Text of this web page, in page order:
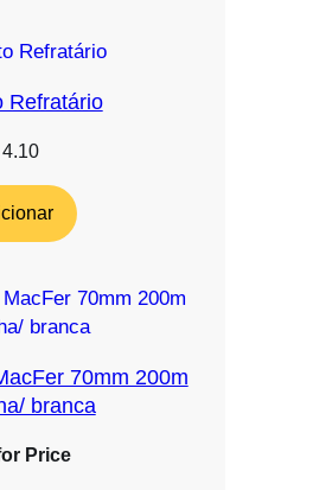
Refratário
4.10
70mm 200m
branca
Price